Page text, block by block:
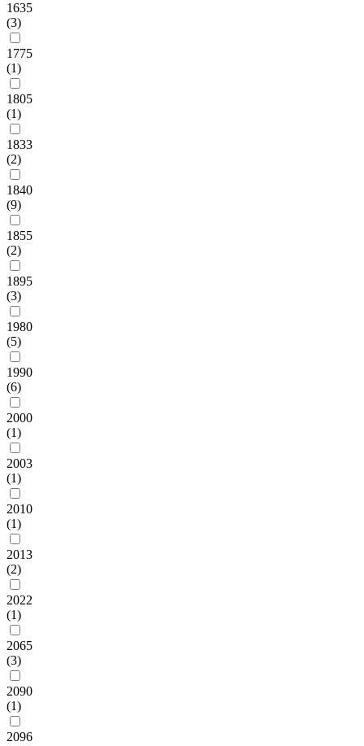
1635
(3)
1775
(1)
1805
(1)
1833
(2)
1840
(9)
1855
(2)
1895
(3)
1980
(5)
1990
(6)
2000
(1)
2003
(1)
2010
(1)
2013
(2)
2022
(1)
2065
(3)
2090
(1)
2096